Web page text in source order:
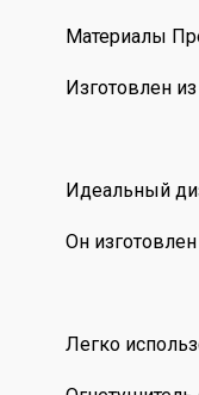
Материалы
Изготовлен
Идеальный
Он
Легко